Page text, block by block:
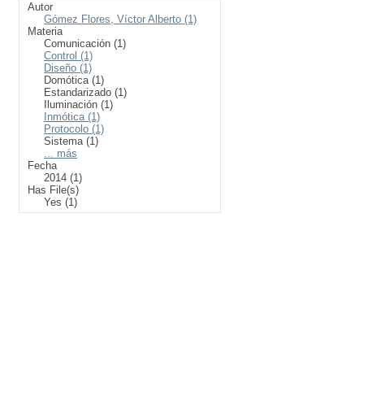
Autor
Gómez Flores, Víctor Alberto (1)
Materia
Comunicación (1)
Control (1)
Diseño (1)
Domótica (1)
Estandarizado (1)
Iluminación (1)
Inmótica (1)
Protocolo (1)
Sistema (1)
... más
Fecha
2014 (1)
Has File(s)
Yes (1)